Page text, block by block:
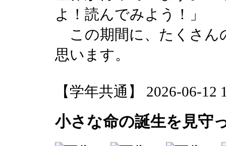
よ！読んでみよう！」
この期間に、たくさん
思います。
【学年共通】 2026-06-12
小さな命の誕生を見守